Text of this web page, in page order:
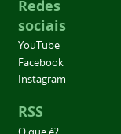
Redes
sociais
YouTube
Facebook
Instagram
RSS